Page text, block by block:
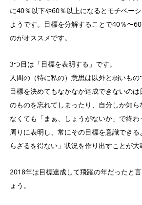
に40％以下や60％以上になるとモチベー
ようです。目標を分解することで40％〜
のがオススメです。
3つ目は「目標を表明する 」です。
人間の（特に私の）意思は以外と弱いもの
目標を決めてもなかなか達成できないの
のものを忘れてしまったり、自分しか知ら
なくても「まぁ、しょうがないか」で終わ
周りに表明し、常にその目標を意識でき
らざるを得ない」状況を作り出すことが大
2018年は目標達成して飛躍の年だったと
ょう。